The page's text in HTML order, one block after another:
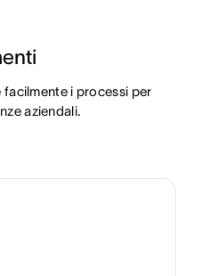
i processi per
aziendali.